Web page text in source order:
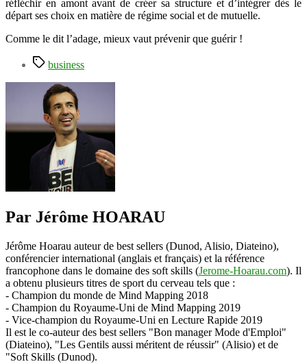
réfléchir en amont avant de créer sa structure et d’intégrer dès le
départ ses choix en matière de régime social et de mutuelle.
Comme le dit l’adage, mieux vaut prévenir que guérir !
Étiquettes
business
Par Jérôme HOARAU
Jérôme Hoarau auteur de best sellers (Dunod, Alisio, Diateino),
conférencier international (anglais et français) et la référence
francophone dans le domaine des soft skills (Jerome-Hoarau.com). Il
a obtenu plusieurs titres de sport du cerveau tels que :
- Champion du monde de Mind Mapping 2018
- Champion du Royaume-Uni de Mind Mapping 2019
- Vice-champion du Royaume-Uni en Lecture Rapide 2019
Il est le co-auteur des best sellers "Bon manager Mode d'Emploi"
(Diateino), "Les Gentils aussi méritent de réussir" (Alisio) et de
"Soft Skills (Dunod).